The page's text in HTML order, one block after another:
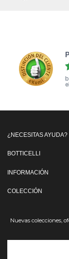
¿NECESITAS AYUDA?
BOTTICELLI
INFORMACIÓN
COLECCIÓN
Nuevas colecciones,